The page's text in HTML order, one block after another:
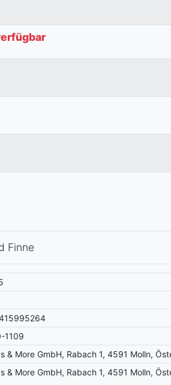
Finne
1109
& More GmbH, Rabach 1, 4591 Molln,
& More GmbH, Rabach 1, 4591 Molln,